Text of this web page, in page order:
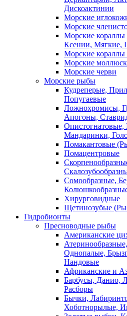
Дискоактинии
Морские
Морские
Морские кораллы
Ксении, Мягкие,
Морские кораллы
Морские
Морские черви
Морские рыбы
Кудреперые,
Попугаевые
Ложнохромисы,
Апогоны,
Мандаринки,
Помакантовые
Помацентровые
Сомообразные,
Хирурговидные
Щетинозубые
Гидробионты
Пресноводные рыбы
Американские
Однопалые,
Нандовые
Африканские и
Барбусы, Данио,
Расборы
Бычки,
Хоботнорылые,